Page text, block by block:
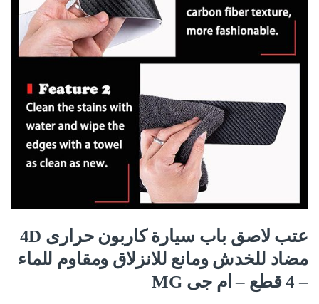
عتب لاصق باب سيارة كاربون حرارى 4D
مضاد للخدش ومانع للانزلاق ومقاوم للماء
– 4 قطع – ام جى MG